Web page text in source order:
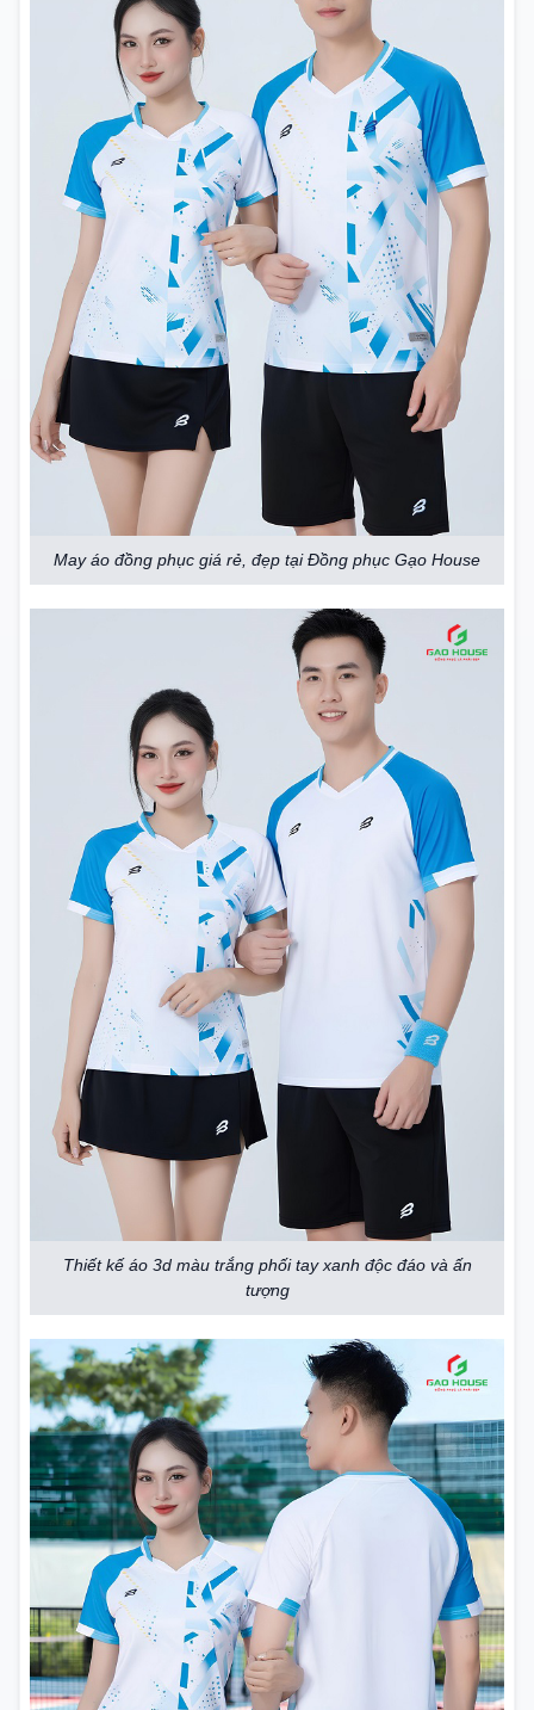
May áo đồng phục giá rẻ, đẹp tại Đồng phục Gạo House
Thiết kế áo 3d màu trắng phối tay xanh độc đáo và ấn
tượng